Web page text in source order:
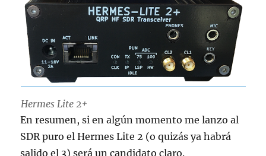
Hermes Lite 2+
En resumen, si en algún momento me lanzo al
SDR puro el Hermes Lite 2 (o quizás ya habrá
salido el 3) será un candidato claro.